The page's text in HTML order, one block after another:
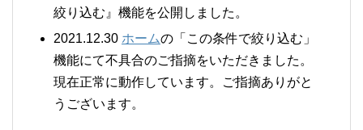
絞り込む』機能を公開しました。
2021.12.30 ホームの「この条件で絞り込む」
機能にて不具合のご指摘をいただきました。
現在正常に動作しています。ご指摘ありがと
うございます。